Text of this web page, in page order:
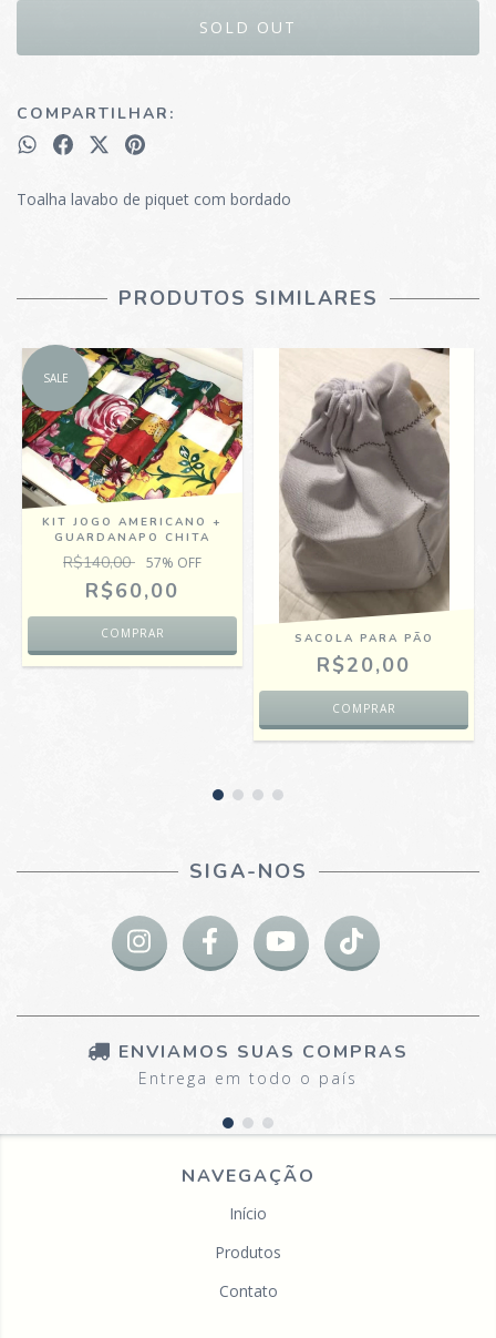
COMPARTILHAR:
Toalha lavabo de piquet com bordado
PRODUTOS SIMILARES
SALE
KIT JOGO AMERICANO +
GUARDANAPO CHITA
R$140,00 57% OFF
R$60,00
SACOLA PARA PÃO
R$20,00
SIGA-NOS
ENVIAMOS SUAS COMPRAS
Entrega em todo o país
NAVEGAÇÃO
Início
Produtos
Contato